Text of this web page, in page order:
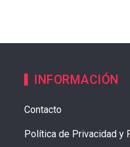
INFORMACIÓN
Contacto
Política de Privacidad y